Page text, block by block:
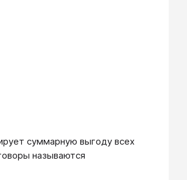
суммарную выгоду всех
называются